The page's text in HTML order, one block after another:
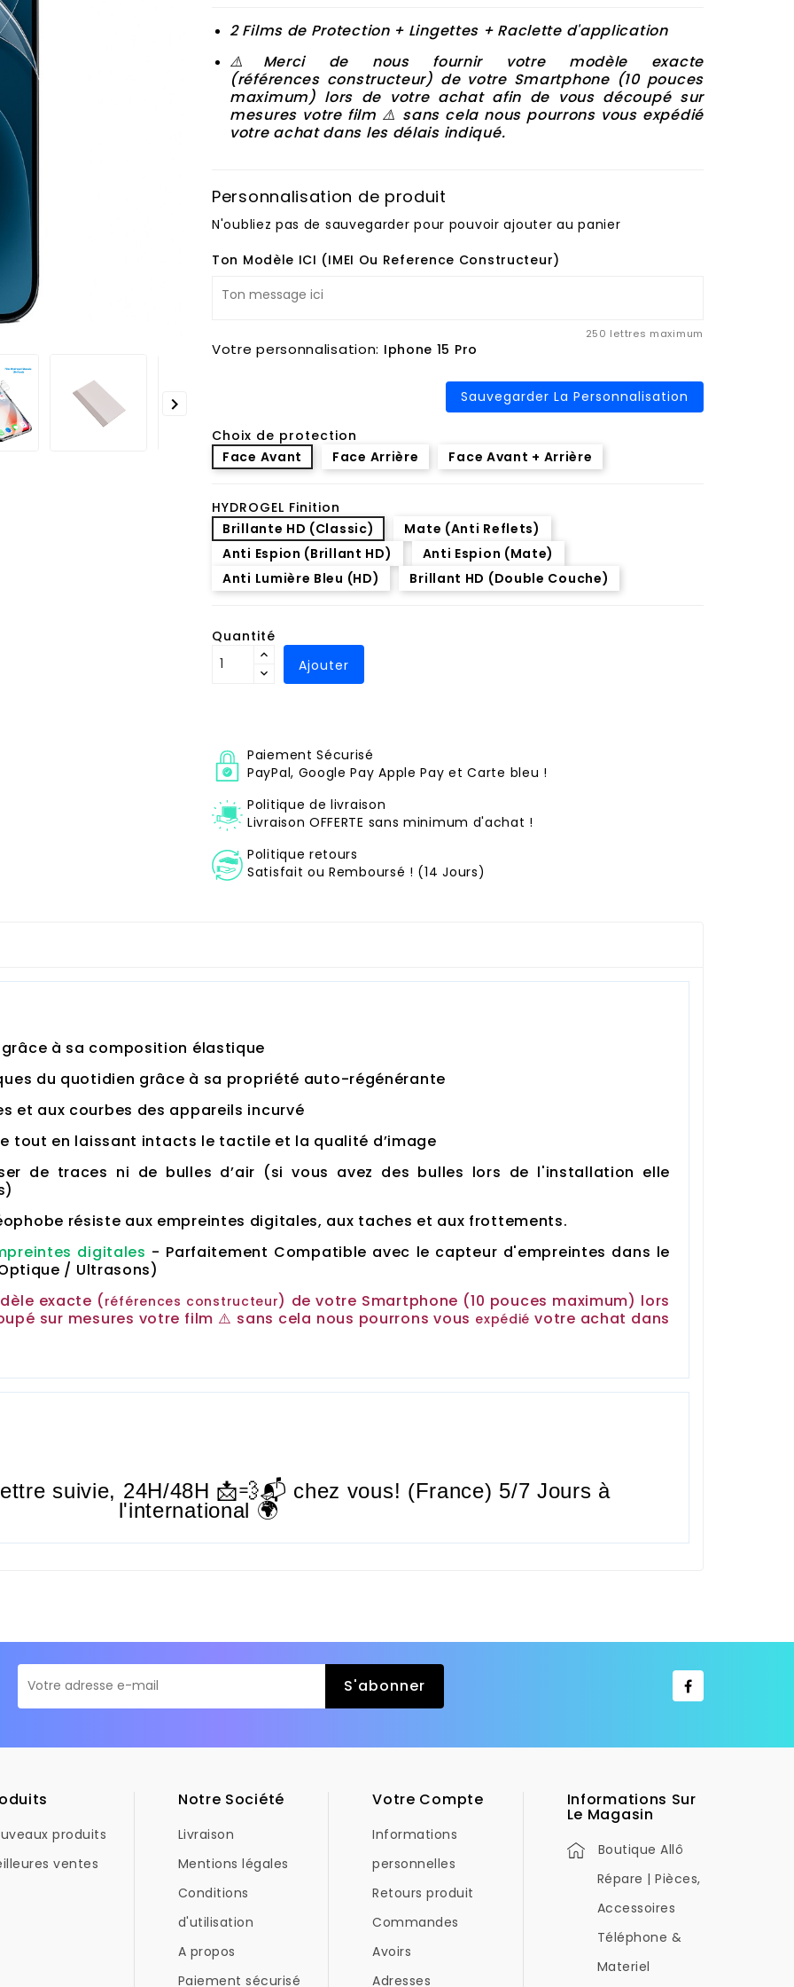

2 Films de Protection + Lingettes + Raclette d'application
⚠️Merci de nous fournir votre modèle exacte
(références constructeur) de votre Smartphone (10 pouces
maximum) lors de votre achat afin de vous découpé sur
mesures votre film ⚠️ sans cela nous pourrons vous expédié
votre achat dans les délais indiqué.
Personnalisation de produit
N'oubliez pas de sauvegarder pour pouvoir ajouter au panier
Ton Modèle ICI (IMEI Ou Reference Constructeur)
250 lettres maximum
Votre personnalisation: Iphone 15 Pro
Sauvegarder La Personnalisation
Choix de protection
Face Avant
Face Arrière Face Avant + Arrière
HYDROGEL Finition
Brillante HD (Classic)
Mate (Anti Reflets)
Anti Espion (Brillant HD)
Anti Espion (Mate)
Anti Lumière Bleu (HD)
Brillant HD (Double Couche)
Quantité
Ajouter
Paiement Sécurisé
PayPal, Google Pay Apple Pay et Carte bleu !
Politique de livraison
Livraison OFFERTE sans minimum d'achat !
Politique retours
Satisfait ou Remboursé ! (14 Jours)
à sa composition élastique
du quotidien grâce à sa propriété auto-régénérante
et aux courbes des appareils incurvé
tout en laissant intacts le tactile et la qualité d’image
de traces ni de bulles d’air (si vous avez des bulles lors de l'installation elle
résiste aux empreintes digitales, aux taches et aux frottements.
digitales - Parfaitement Compatible avec le capteur d'empreintes dans le
/ Ultrasons)
exacte (références constructeur) de votre Smartphone (10 pouces maximum) lors
sur mesures votre film ⚠️ sans cela nous pourrons vous expédié votre achat dans
suivie, 24H/48H 📩💨📬 chez vous! (France) 5/7 Jours à
l'international 🌍
produits
ventes
Notre Société
Livraison
Mentions légales
Conditions
d'utilisation
A propos
Paiement sécurisé
Votre Compte
Informations
personnelles
Retours produit
Commandes
Avoirs
Adresses
Informations Sur
Le Magasin
Boutique Allô
Répare | Pièces,
Accessoires
Téléphone &
Materiel